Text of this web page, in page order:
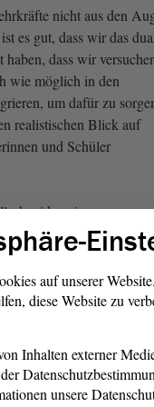
nicht aus den
es gut, dass wir das
haben, dass wir
wie möglich in den
um dafür zu
realistischen Blick auf
und Schüler
eine ganz
zu IhremAntrag:
vielen Debatten darüber,
des
ist und welche
insgesamt
auf unserer
diese Website zu
Inhalten externer
unsere